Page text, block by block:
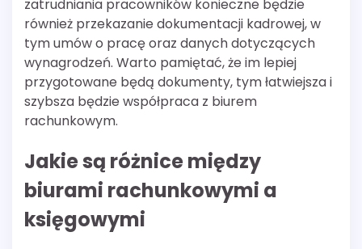
zatrudniania pracowników konieczne będzie
również przekazanie dokumentacji kadrowej, w
tym umów o pracę oraz danych dotyczących
wynagrodzeń. Warto pamiętać, że im lepiej
przygotowane będą dokumenty, tym łatwiejsza i
szybsza będzie współpraca z biurem
rachunkowym.
Jakie są różnice między
biurami rachunkowymi a
księgowymi